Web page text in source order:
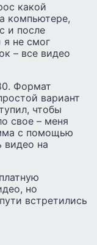
какой
компьютере,
и после
я не смог
– все видео
Формат
вариант
чтобы
свое – меня
с помощью
видео на
но
встретились